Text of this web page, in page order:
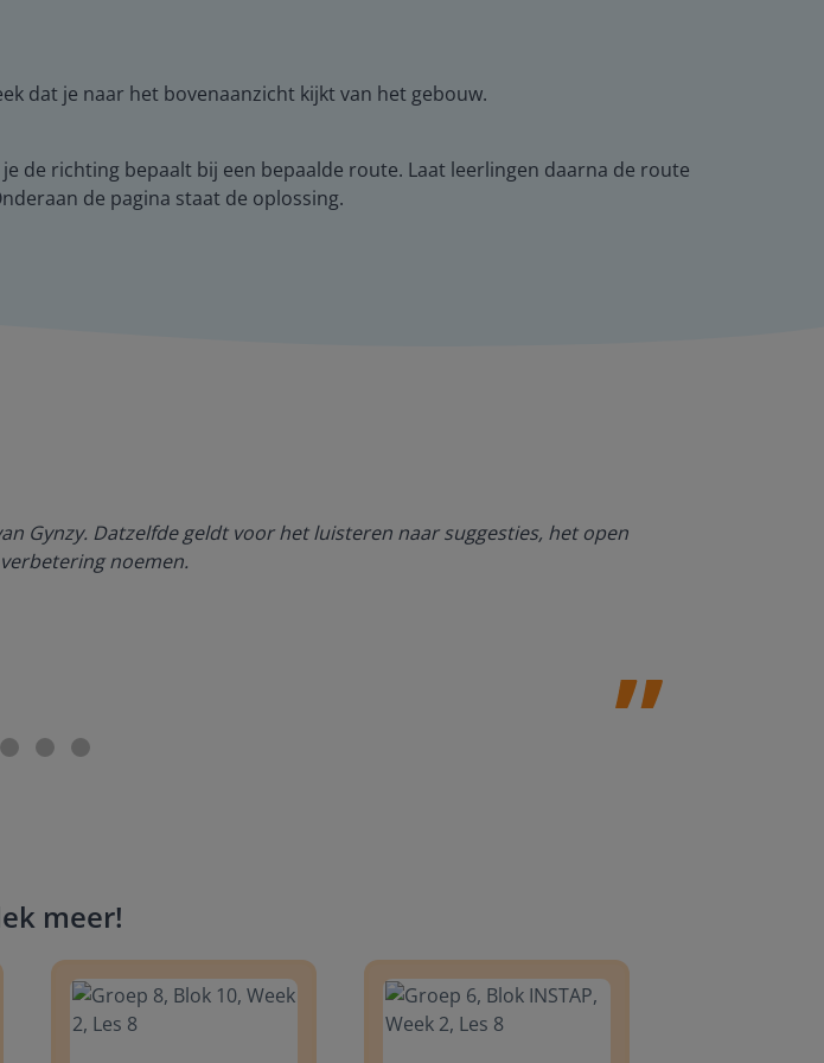
dat je naar het bovenaanzicht kijkt van het gebouw.
de richting bepaalt bij een bepaalde route. Laat leerlingen daarna de route
de pagina staat de oplossing.
Gynzy. Datzelfde geldt voor het luisteren naar suggesties, het open
noemen.
meer!